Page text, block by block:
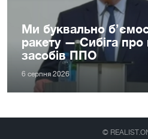
Ми буквально
ракету — Сибіга про
засобів ППО
6 серпня 2026
©